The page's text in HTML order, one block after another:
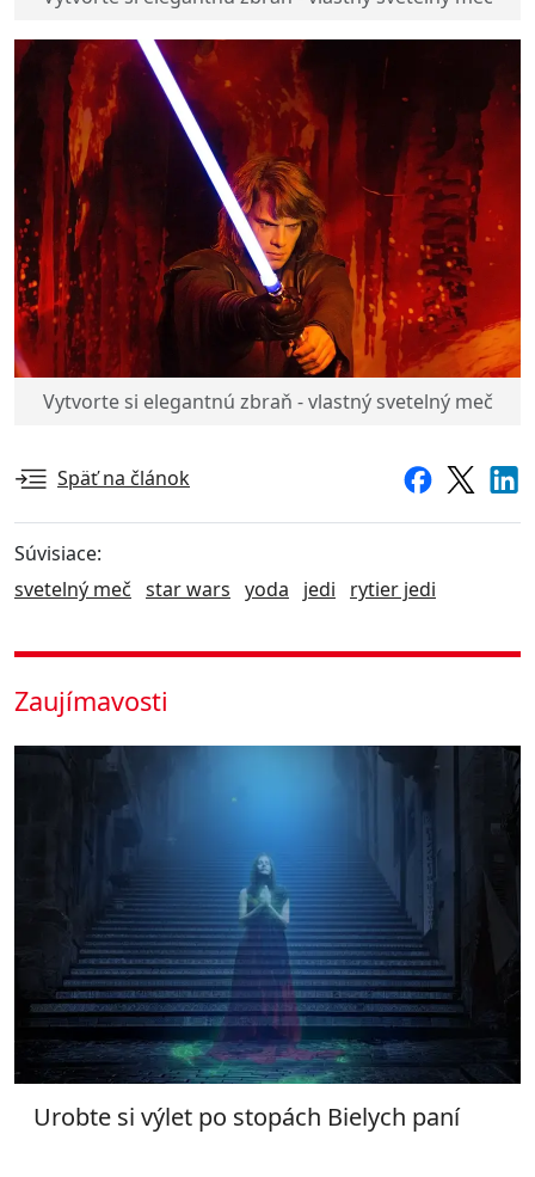
Vytvorte si elegantnú zbraň - vlastný svetelný meč
Späť na článok
Súvisiace:
svetelný meč star wars yoda jedi rytier jedi
Zaujímavosti
Urobte si výlet po stopách Bielych paní